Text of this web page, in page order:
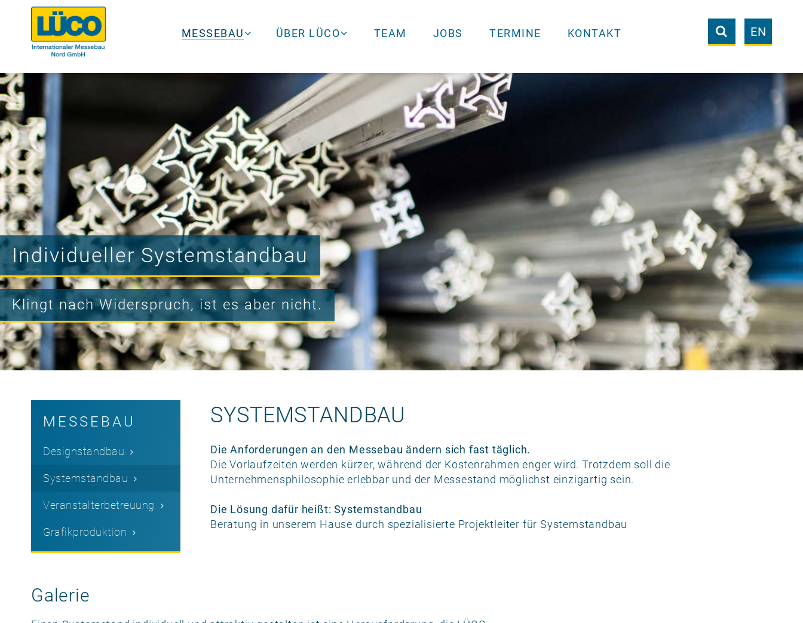
MESSEBAU ÜBER LÜCO TEAM JOBS TERMINE KONTAKT EN
Individueller Systemstandbau
Klingt nach Widerspruch, ist es aber nicht.
MESSEBAU
Designstandbau
Systemstandbau
Veranstalterbetreuung
Grafikproduktion
SYSTEMSTANDBAU
Die Anforderungen an den Messebau ändern sich fast täglich.
Die Vorlaufzeiten werden kürzer, während der Kostenrahmen enger wird. Trotzdem soll die
Unternehmensphilosophie erlebbar und der Messestand möglichst einzigartig sein.
Die Lösung dafür heißt: Systemstandbau
Beratung in unserem Hause durch spezialisierte Projektleiter für Systemstandbau
Galerie